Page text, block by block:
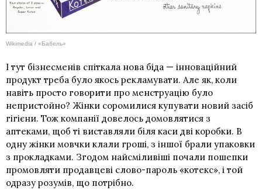
Wikimedia / «Бабель»
І тут бізнесменів спіткала нова біда — інноваційний
продукт треба було якось рекламувати. Але як, коли
навіть просто говорити про менструацію було
непристойно? Жінки соромилися купувати новий засіб
гігієни. Тож компанії довелось домовлятися з
аптеками, щоб ті виставляли біля каси дві коробки. В
одну жінки мовчки клали гроші, з іншої брали упаковки
з прокладками. Згодом найсміливіші почали пошепки
промовляти продавцеві слово-пароль «котекс», і той
одразу розумів, що потрібно.